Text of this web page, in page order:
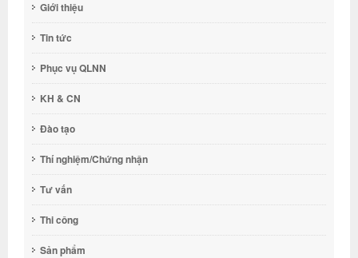
Giới thiệu
Tin tức
Phục vụ QLNN
KH & CN
Đào tạo
Thí nghiệm/Chứng nhận
Tư vấn
Thi công
Sản phẩm